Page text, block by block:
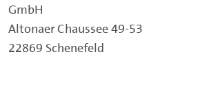
GmbH
Altonaer Chaussee 49-53
22869 Schenefeld